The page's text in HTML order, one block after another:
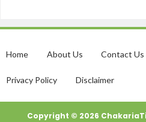
Home About Us Contact Us
Privacy Policy Disclaimer
Copyright © 2026